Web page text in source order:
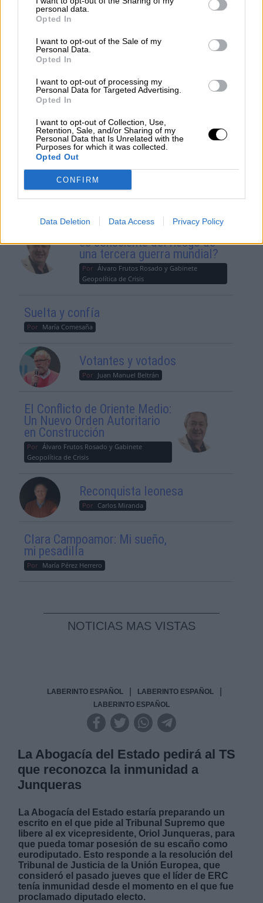
personal data.
Opted In
I want to opt-out of the Sale of my
Personal Data.
Opted In
I want to opt-out of processing my
Personal Data for Targeted Advertising.
Opted In
I want to opt-out of Collection, Use,
Retention, Sale, and/or Sharing of my
Personal Data that Is Unrelated with the
Purposes for which it was collected.
Opted Out
CONFIRM
Data Deletion Data Access Privacy Policy
Mª Jesús Montero pone de
manifiesto la reconciliación entre los
socios del Gobierno tras el Debate
sobre el estado de la nación
OPINIONES DIVERSAS
¿La ciudadanía de Occidente
es consciente del riesgo de
una tercera guerra mundial?
Por Álvaro Frutos Rosado y Gabinete
Geopolítica de Crisis
Suelta y confía
Por María Comesaña
Votantes y votados
Por Juan Manuel Beltrán
El Conflicto de Oriente Medio:
Un Nuevo Orden Autoritario
en Construcción
Por Álvaro Frutos Rosado y Gabinete
Geopolítica de Crisis
Reconquista leonesa
Por Carlos Miranda
Clara Campoamor: Mi sueño,
mi pesadilla
Por María Pérez Herrero
NOTICIAS MAS VISTAS
LABERINTO ESPAÑOL LABERINTO ESPAÑOL
LABERINTO ESPAÑOL
La Abogacía del Estado pedirá al TS
que reconozca la inmunidad a
Junqueras
La Abogacía del Estado estaría preparando un
escrito en el que pide al Tribunal Supremo que
libere al ex vicepresidente, Oriol Junqueras, para
que pueda tomar posesión de su escaño como
eurodiputado. Esto responde a la resolución del
Tribunal de Justicia de la Unión Europea, que
consideró el pasado jueves que el líder de ERC
tenía inmunidad desde el momento en el que fue
proclamado diputado electo.